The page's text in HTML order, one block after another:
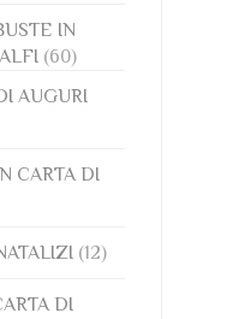
IN
(60)
AUGURI
CARTA DI
(12)
DI